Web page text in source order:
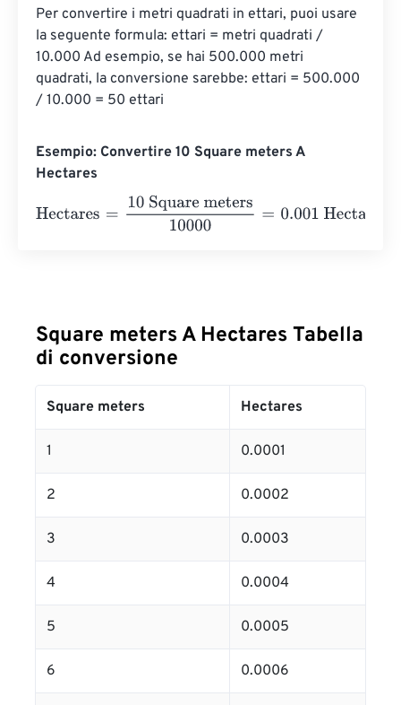
Per convertire i metri quadrati in ettari, puoi usare
la seguente formula: ettari = metri quadrati /
10.000 Ad esempio, se hai 500.000 metri
quadrati, la conversione sarebbe: ettari = 500.000
/ 10.000 = 50 ettari
Esempio: Convertire 10 Square meters A
Hectares
Hectares
10 Square meters10000 0.001 Hectares
Square meters A Hectares Tabella
di conversione
Square meters Hectares
1 0.0001
2 0.0002
3 0.0003
4 0.0004
5 0.0005
6 0.0006